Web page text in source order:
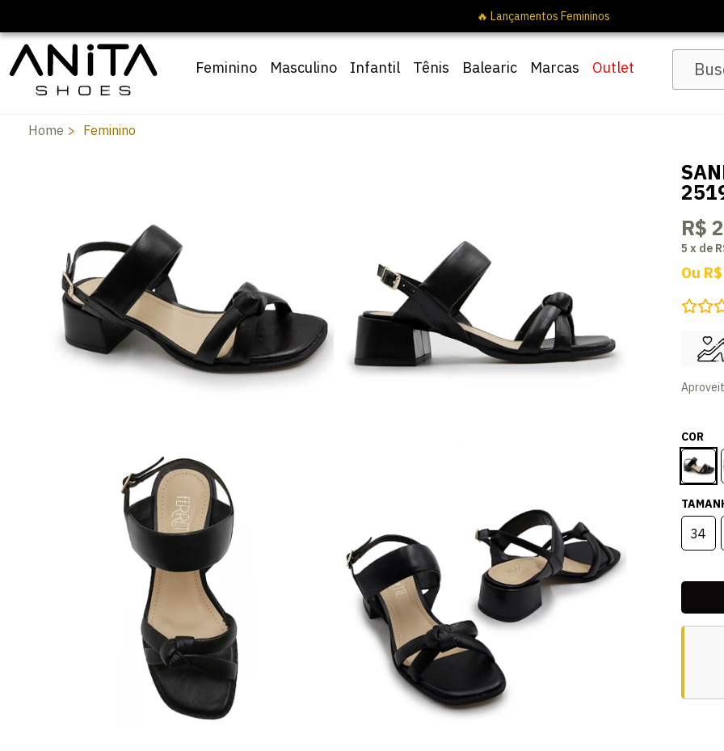
Feminino Masculino Infantil Tênis Balearic Marcas Outlet
🔥 Lançamentos Femininos
Home Feminino
R$
5 x de
Ou
COR
34